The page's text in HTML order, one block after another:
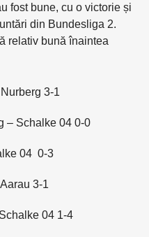
fost bune, cu o victorie și
din Bundesliga 2.
relativ bună înaintea
3-1
– Schalke 04 0-0
04 0-3
3-1
04 1-4